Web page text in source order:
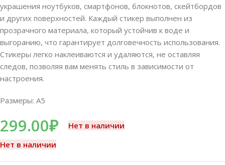
украшения ноутбуков, смартфонов, блокнотов, скейтбордов
и других поверхностей. Каждый стикер выполнен из
прозрачного материала, который устойчив к воде и
выгоранию, что гарантирует долговечность использования.
Стикеры легко наклеиваются и удаляются, не оставляя
следов, позволяя вам менять стиль в зависимости от
настроения.
Размеры: A5
299.00₽
Нет в наличии
Нет в наличии